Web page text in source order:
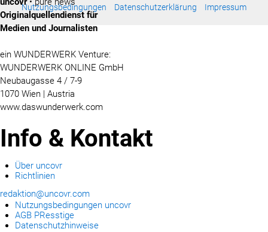
Nutzungsbedingungen
Datenschutzerklärung Impressum
Originalquellendienst für
Medien und Journalisten
ein WUNDERWERK Venture:
WUNDERWERK ONLINE GmbH
Neubaugasse 4 / 7-9
1070 Wien | Austria
www.daswunderwerk.com
Info & Kontakt
Über uncovr
Richtlinien
redaktion@uncovr.com
Nutzungsbedingungen uncovr
AGB PResstige
Datenschutzhinweise